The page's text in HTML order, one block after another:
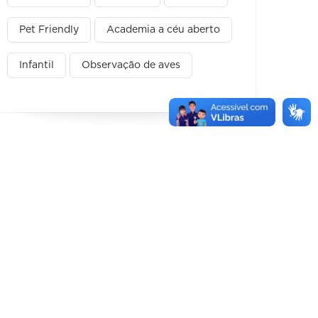
Pet Friendly Academia a céu aberto
Infantil Observação de aves